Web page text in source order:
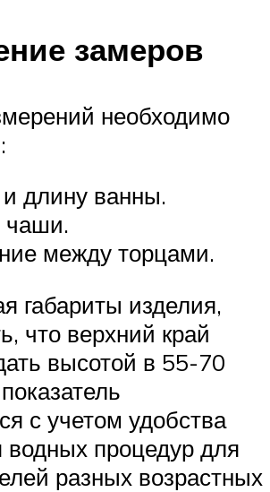
замеров
необходимо
длину ванны.
чаши.
между торцами.
габариты изделия,
что верхний край
высотой в 55-70
с учетом удобства
водных процедур для
разных возрастных